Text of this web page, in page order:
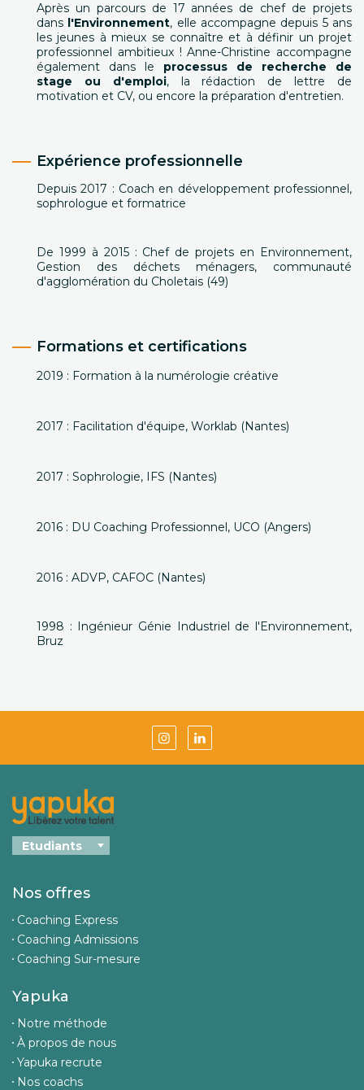
Après un parcours de 17 années de chef de projets
dans l'Environnement, elle accompagne depuis 5 ans
les jeunes à mieux se connaître et à définir un projet
professionnel ambitieux ! Anne-Christine accompagne
également dans le processus de recherche de
stage ou d'emploi, la rédaction de lettre de
motivation et CV, ou encore la préparation d'entretien.
Expérience professionnelle
Depuis 2017 : Coach en développement professionnel,
sophrologue et formatrice
De 1999 à 2015 : Chef de projets en Environnement,
Gestion des déchets ménagers, communauté
d'agglomération du Choletais (49)
Formations et certifications
2019 : Formation à la numérologie créative
2017 : Facilitation d'équipe, Worklab (Nantes)
2017 : Sophrologie, IFS (Nantes)
2016 : DU Coaching Professionnel, UCO (Angers)
2016 : ADVP, CAFOC (Nantes)
1998 : Ingénieur Génie Industriel de l'Environnement,
Bruz
Nos offres
Coaching Express
Coaching Admissions
Coaching Sur-mesure
Yapuka
Notre méthode
À propos de nous
Yapuka recrute
Nos coachs